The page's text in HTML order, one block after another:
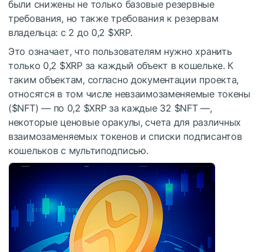
были снижены не только базовые резервные
требования, но также требования к резервам
владельца: с 2 до 0,2 $XRP.
Это означает, что пользователям нужно хранить
только 0,2 $XRPза каждый объект в кошельке. К
таким объектам, согласно документации проекта,
относятся в том числе невзаимозаменяемые токены
($NFT) — по 0,2 $XRPза каждые 32 $NFT—,
некоторые ценовые оракулы, счета для различных
взаимозаменяемых токенов и списки подписантов
кошельков с мультиподписью.